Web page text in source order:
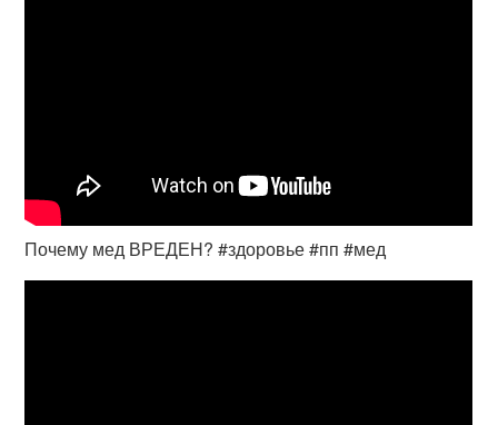
Почему мед ВРЕДЕН? #здоровье #пп #мед